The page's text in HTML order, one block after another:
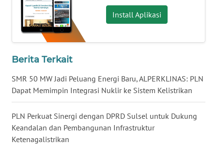
Install Aplikasi
Berita Terkait
SMR 50 MW Jadi Peluang Energi Baru, ALPERKLINAS: PLN
Dapat Memimpin Integrasi Nuklir ke Sistem Kelistrikan
PLN Perkuat Sinergi dengan DPRD Sulsel untuk Dukung
Keandalan dan Pembangunan Infrastruktur
Ketenagalistrikan
WN
SULUT
WN
WN
MALUT
WN